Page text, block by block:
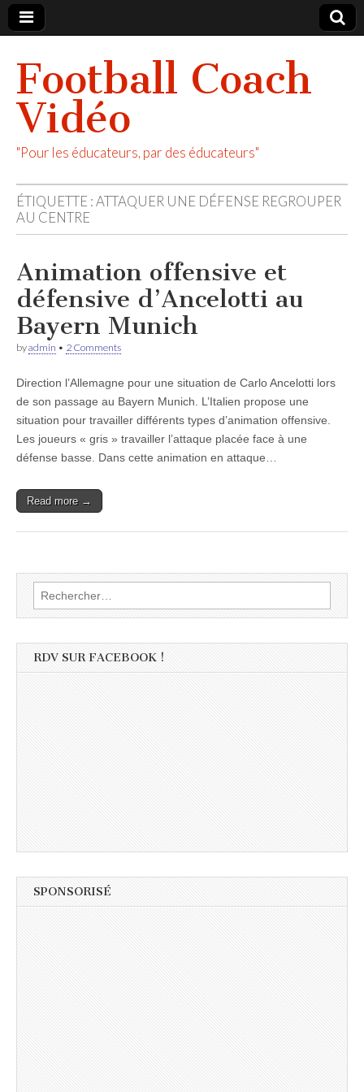
Football Coach
Vidéo
"Pour les éducateurs, par des éducateurs"
ÉTIQUETTE :ATTAQUER UNE DÉFENSE REGROUPER
AU CENTRE
Animation offensive et
défensive d’Ancelotti au
Bayern Munich
byadmin • 2 Comments
Direction l’Allemagne pour une situation de Carlo Ancelotti lors
de son passage au Bayern Munich. L’Italien propose une
situation pour travailler différents types d’animation offensive.
Les joueurs « gris » travailler l’attaque placée face à une
défense basse. Dans cette animation en attaque…
Read more →
Rechercher :
RDV SUR FACEBOOK !
SPONSORISÉ